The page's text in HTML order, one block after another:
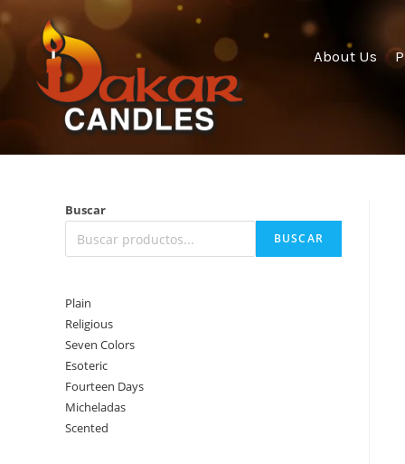
About Us
Buscar
BUSCAR
Plain
Religious
Seven Colors
Esoteric
Fourteen Days
Micheladas
Scented